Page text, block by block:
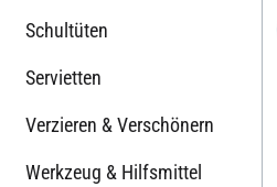
Schultüten
Servietten
Verzieren & Verschönern
Werkzeug & Hilfsmittel